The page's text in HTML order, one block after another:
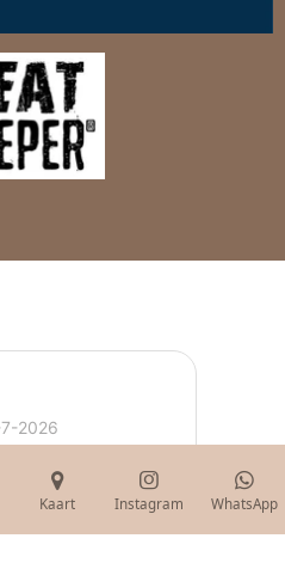
Kaart Instagram WhatsApp